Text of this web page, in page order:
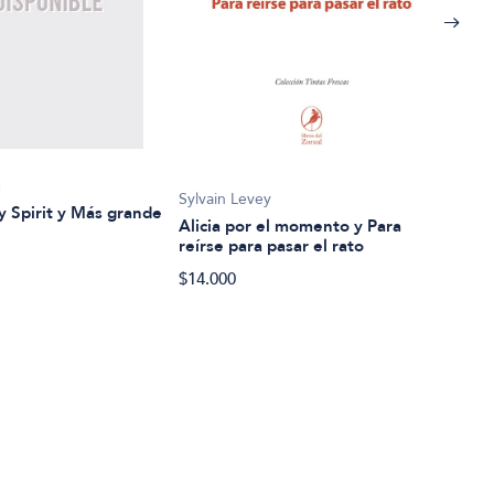
Spirit y Más grande
Sylvain Levey
Alicia por el momento y Para
reírse para pasar el rato
$14.000